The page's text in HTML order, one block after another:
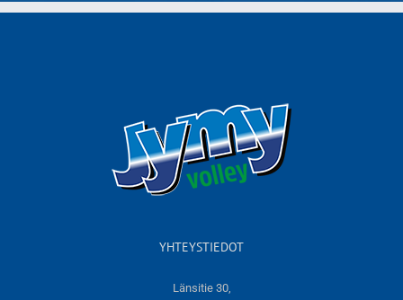
YHTEYSTIEDOT
Länsitie 30,